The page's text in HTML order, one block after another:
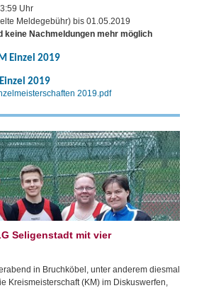
Uhr
Meldegebühr) bis 01.05.2019
keine Nachmeldungen mehr möglich
Einzel 2019
2019
2019.pdf
Seligenstadt mit vier
in Bruchköbel, unter anderem diesmal
Kreismeisterschaft (KM) im Diskuswerfen,